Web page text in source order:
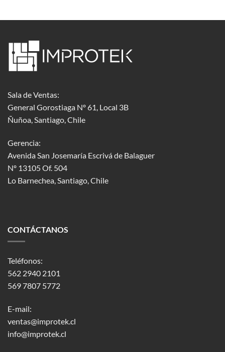
Sala de Ventas:
General Gorostiaga Nº 61, Local 3B
Ñuñoa, Santiago, Chile
Gerencia:
Avenida San Josemaría Escrivá de Balaguer
Nº 13105 Of. 504
Lo Barnechea , Santiago, Chile
CONTÁCTANOS
Teléfonos:
562 2940 2101
569 7807 5772
E-mail:
ventas@improtek.cl
info@improtek.cl